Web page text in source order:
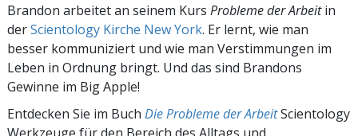
Brandon arbeitet an seinem Kurs Probleme der Arbeitin
derScientology Kirche New York. Er lernt, wie man
besser kommuniziert und wie man Verstimmungen im
Leben in Ordnung bringt. Und das sind Brandons
Gewinne im Big Apple!
Entdecken Sie im Buch Die Probleme der ArbeitScientology